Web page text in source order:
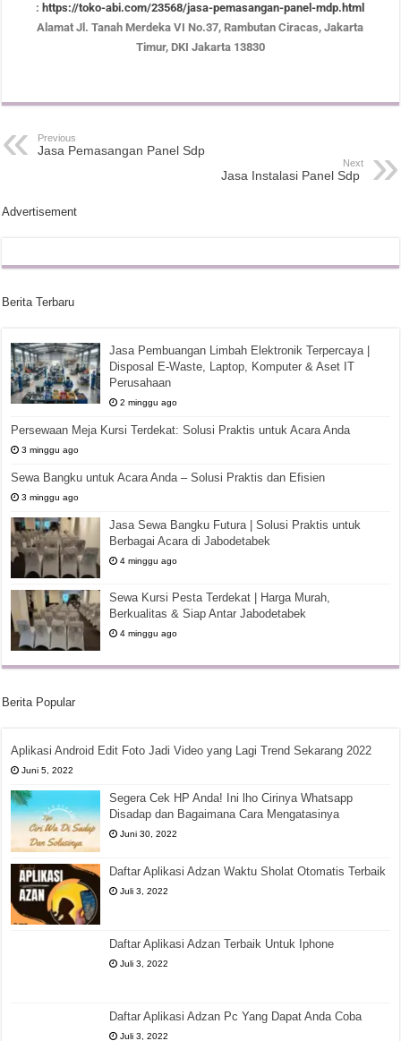
: https://toko-abi.com/23568/jasa-pemasangan-panel-mdp.html
Alamat Jl. Tanah Merdeka VI No.37, Rambutan Ciracas, Jakarta
Timur, DKI Jakarta 13830
Previous
Jasa Pemasangan Panel Sdp
Next
Jasa Instalasi Panel Sdp
Advertisement
Berita Terbaru
Jasa Pembuangan Limbah Elektronik Terpercaya |
Disposal E-Waste, Laptop, Komputer & Aset IT
Perusahaan
2 minggu ago
Persewaan Meja Kursi Terdekat: Solusi Praktis untuk Acara Anda
3 minggu ago
Sewa Bangku untuk Acara Anda – Solusi Praktis dan Efisien
3 minggu ago
Jasa Sewa Bangku Futura | Solusi Praktis untuk
Berbagai Acara di Jabodetabek
4 minggu ago
Sewa Kursi Pesta Terdekat | Harga Murah,
Berkualitas & Siap Antar Jabodetabek
4 minggu ago
Berita Popular
Aplikasi Android Edit Foto Jadi Video yang Lagi Trend Sekarang 2022
Juni 5, 2022
Segera Cek HP Anda! Ini lho Cirinya Whatsapp
Disadap dan Bagaimana Cara Mengatasinya
Juni 30, 2022
Daftar Aplikasi Adzan Waktu Sholat Otomatis Terbaik
Juli 3, 2022
Daftar Aplikasi Adzan Terbaik Untuk Iphone
Juli 3, 2022
Daftar Aplikasi Adzan Pc Yang Dapat Anda Coba
Juli 3, 2022